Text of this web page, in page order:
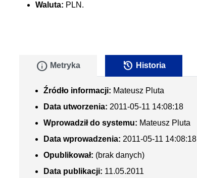
Waluta: PLN.
info Metryka history Historia
Źródło informacji: Mateusz Pluta
Data utworzenia: 2011-05-11 14:08:18
Wprowadził do systemu: Mateusz Pluta
Data wprowadzenia: 2011-05-11 14:08:18
Opublikował: (brak danych)
Data publikacji: 11.05.2011